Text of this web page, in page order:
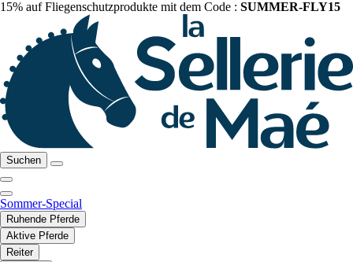
15% auf Fliegenschutzprodukte mit dem Code : SUMMER-FLY15
Suchen
Sommer-Special
Ruhende Pferde
Aktive Pferde
Reiter